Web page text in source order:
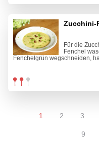
Zucchini-
Für die
Fenchel
Fenchelgrün wegschneiden,
1 2 3
9